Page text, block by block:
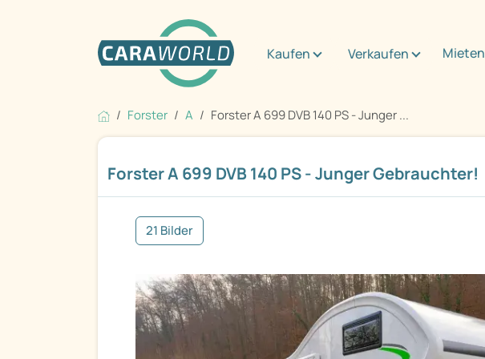
Kaufen Verkaufen Mieten
Forster A Forster A 699 DVB 140 PS - Junger ...
Forster A 699 DVB 140 PS - Junger Gebrauchter!
21 Bilder